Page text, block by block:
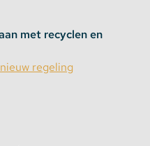
variant van deze 3
met recyclen en
regeling